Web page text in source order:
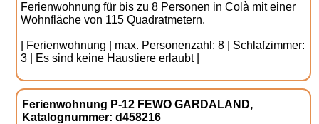
Ferienwohnung für bis zu 8 Personen in Colà mit einer
Wohnfläche von 115 Quadratmetern.
| Ferienwohnung | max. Personenzahl: 8 | Schlafzimmer:
3 | Es sind keine Haustiere erlaubt |
Ferienwohnung P-12 FEWO GARDALAND,
Katalognummer: d458216